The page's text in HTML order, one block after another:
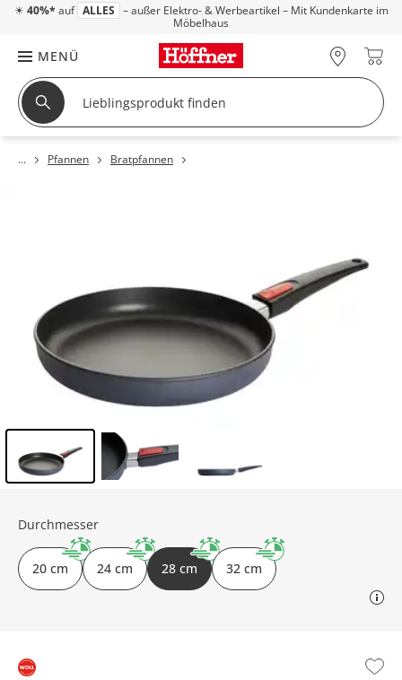
☀ 40%* auf ALLES – außer Elektro- & Werbeartikel – Mit Kundenkarte im
Möbelhaus
MENÜ
Pfannen Bratpfannen
Durchmesser
20 cm 24 cm 28 cm 32 cm